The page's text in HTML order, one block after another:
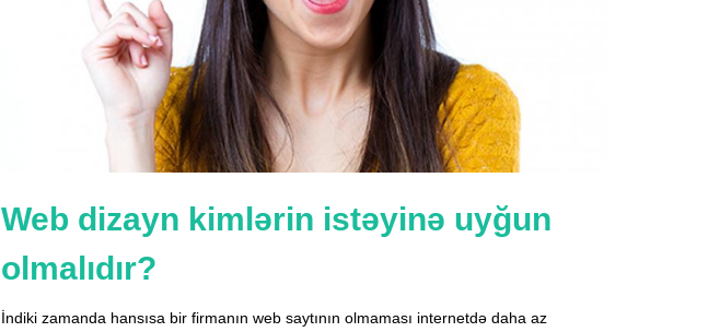
Web dizayn kimlərin istəyinə uyğun
olmalıdır?
İndiki zamanda hansısa bir firmanın web saytının olmaması internetdə daha az